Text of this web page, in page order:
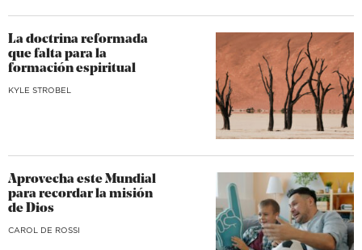
La doctrina reformada
que falta para la
formación espiritual
KYLE STROBEL
Aprovecha este Mundial
para recordar la misión
de Dios
CAROL DE ROSSI